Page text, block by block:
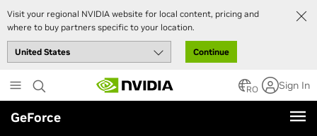
Visit your regional NVIDIA website for local content, pricing and
where to buy partners specific to your location.
Continue
to
main
content
RO Sign In
GeForce